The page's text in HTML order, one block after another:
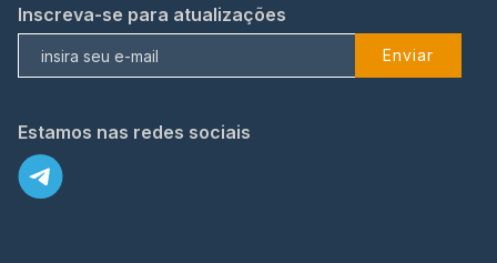
Inscreva-se para atualizações
Enviar
Estamos nas redes sociais